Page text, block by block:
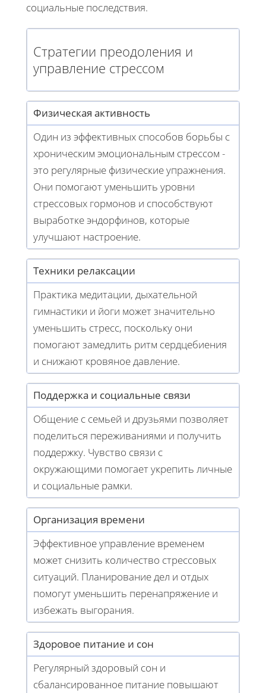
социальные последствия.
Стратегии преодоления и
управление стрессом
Физическая активность
Один из эффективных способов борьбы с
хроническим эмоциональным стрессом -
это регулярные физические упражнения.
Они помогают уменьшить уровни
стрессовых гормонов и способствуют
выработке эндорфинов, которые
улучшают настроение.
Техники релаксации
Практика медитации, дыхательной
гимнастики и йоги может значительно
уменьшить стресс, поскольку они
помогают замедлить ритм сердцебиения
и снижают кровяное давление.
Поддержка и социальные связи
Общение с семьей и друзьями позволяет
поделиться переживаниями и получить
поддержку. Чувство связи с
окружающими помогает укрепить личные
и социальные рамки.
Организация времени
Эффективное управление временем
может снизить количество стрессовых
ситуаций. Планирование дел и отдых
помогут уменьшить перенапряжение и
избежать выгорания.
Здоровое питание и сон
Регулярный здоровый сон и
сбалансированное питание повышают